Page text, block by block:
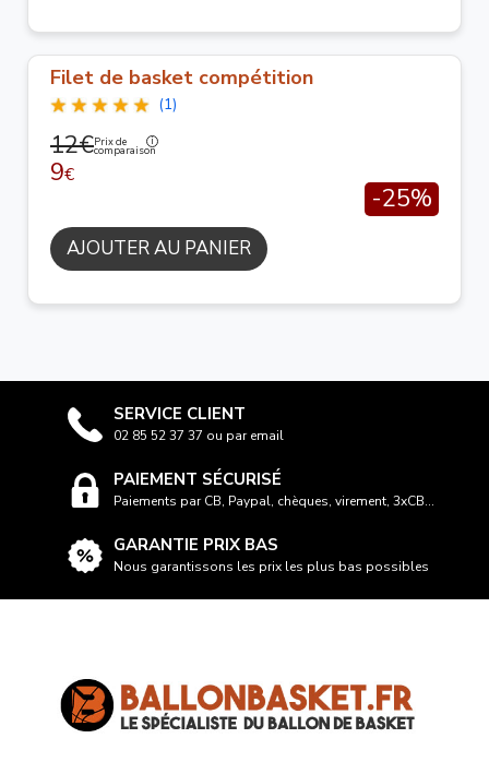
Filet de basket compétition
(1)
12€Prix de
comparaison
9€
-25%
AJOUTER AU PANIER
SERVICE CLIENT
02 85 52 37 37 ou par email
PAIEMENT SÉCURISÉ
Paiements par CB, Paypal, chèques, virement, 3xCB...
GARANTIE PRIX BAS
Nous garantissons les prix les plus bas possibles